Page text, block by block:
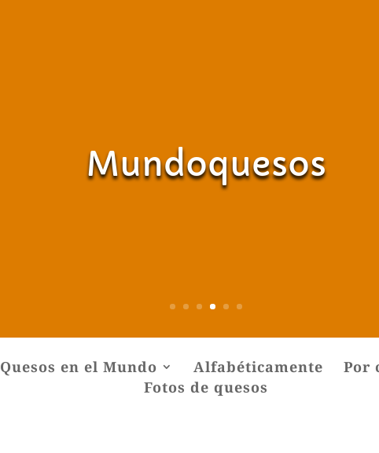
Mundoquesos
Quesos en el Mundo Alfabéticamente Por
Fotos de quesos